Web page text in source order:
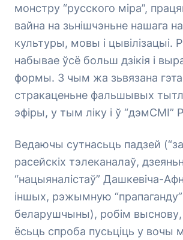
монстру “русского міра”,
вайна на зьнішчэньне нашага
культуры, мовы і цывілізацыі.
набывае ўсё больш дзікія і
формы. З чым жа зьвязана
стракаценьне фальшывых
эфіры, у тым ліку і ў “дэмСМІ”
Ведаючы сутнасьць падзей
расейскіх тэлеканалаў,
“нацыяналістаў” Дашкевіча-
іншых, рэжымную “прапаганду”
беларушчыны), робім выснову,
ёсьць спроба пусьціць у вочы